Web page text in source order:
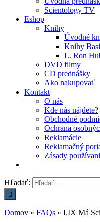
Scientology TV
Eshop
Knihy
Úvodné
Knihy
L. Ron
DVD filmy
CD prednášky
Ako nakupovať
Kontakt
O nás
Kde nás nájdete?
Obchodné
Ochrana
Reklamácie
Reklamačný
Zásady
Hľadať:
Domov » FAQs » I.IX Má